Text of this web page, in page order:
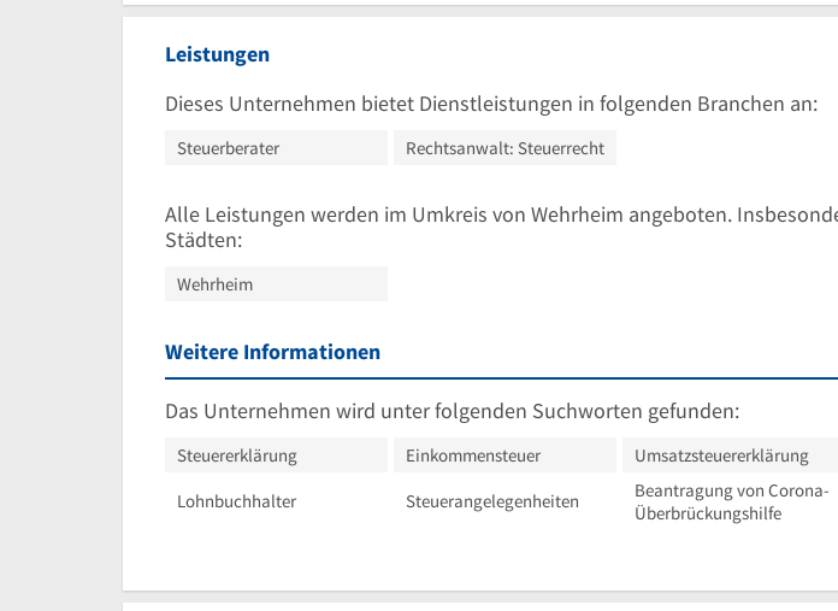
Leistungen
Dieses Unternehmen bietet Dienstleistungen in folgenden Branchen an:
Steuerberater Rechtsanwalt: Steuerrecht
Alle Leistungen werden im Umkreis von Wehrheim angeboten.
Städten:
Wehrheim
Weitere Informationen
Das Unternehmen wird unter folgenden Suchworten gefunden:
Steuererklärung Einkommensteuer Umsatzsteuererklärung
Lohnbuchhalter Steuerangelegenheiten
Beantragung von Corona-
Überbrückungshilfe